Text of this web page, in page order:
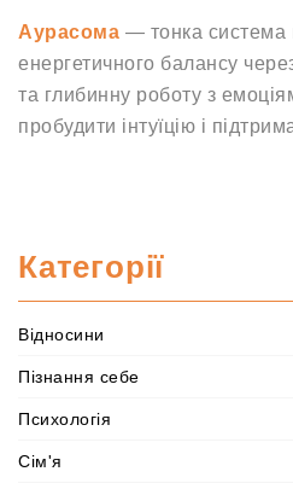
Аурасома — тонка система
енергетичного балансу
та глибинну роботу з
пробудити інтуїцію і
Категорії
Відносини
Пізнання себе
Психологія
Сім'я